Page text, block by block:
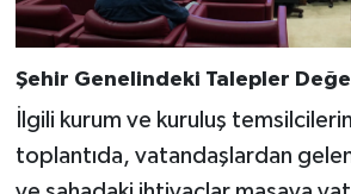
Şehir Genelindeki Talepler
İlgili kurum ve kuruluş
toplantıda, vatandaşlardan
ÇEK GÖNDER
HEDEF2020